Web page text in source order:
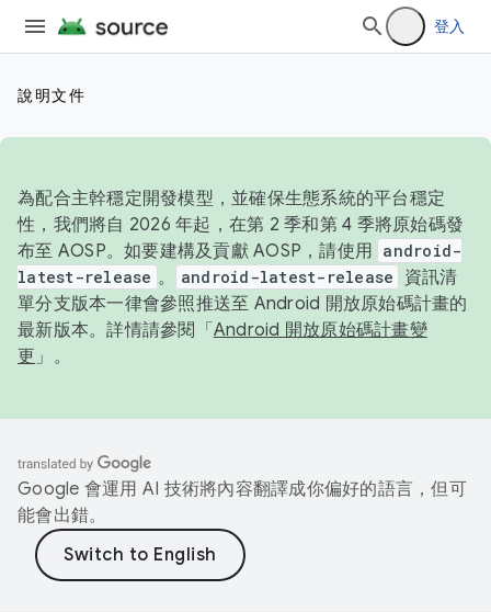
登入
說明文件
為配合主幹穩定開發模型，並確保生態系統的平台穩定
性，我們將自 2026 年起，在第 2 季和第 4 季將原始碼發
布至 AOSP。如要建構及貢獻 AOSP，請使用 android-
latest-release 。 android-latest-release
資訊清
單分支版本一律會參照推送至 Android 開放原始碼計畫的
最新版本。詳情請參閱「 Android 開放原始碼計畫變
更 」。
Google 會運用 AI 技術將內容翻譯成你偏好的語言，但可
能會出錯。